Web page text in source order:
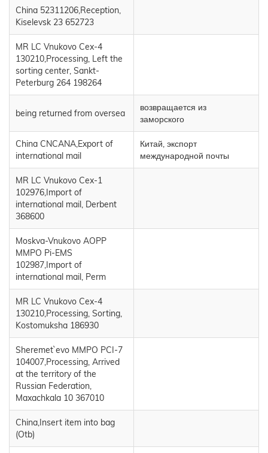
China 52311206,Reception,
Kiselevsk 23 652723
MR LC Vnukovo Cex-4
130210,Processing, Left the
sorting center, Sankt-
Peterburg 264 198264
being returned from oversea
возвращается из
заморского
China CNCANA,Export of
international mail
Китай, экспорт
международной почты
MR LC Vnukovo Cex-1
102976,Import of
international mail, Derbent
368600
Moskva-Vnukovo AOPP
MMPO Pi-EMS
102987,Import of
international mail, Perm
MR LC Vnukovo Cex-4
130210,Processing, Sorting,
Kostomuksha 186930
Sheremet`evo MMPO PCI-7
104007,Processing, Arrived
at the territory of the
Russian Federation,
Maxachkala 10 367010
China,Insert item into bag
(Otb)